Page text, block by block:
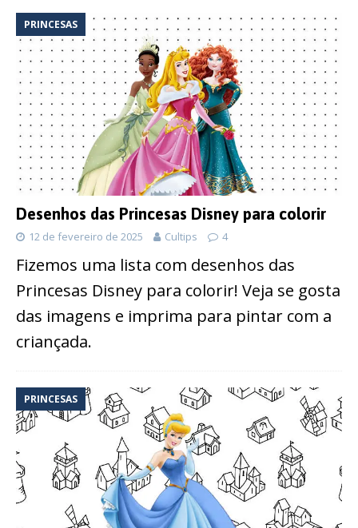
PRINCESAS
Desenhos das Princesas Disney para colorir
12 de fevereiro de 2025 Cultips 4
Fizemos uma lista com desenhos das
Princesas Disney para colorir! Veja se gosta
das imagens e imprima para pintar com a
criançada.
PRINCESAS